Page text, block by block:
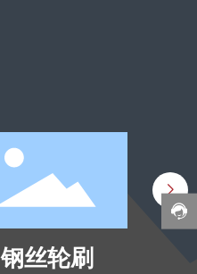
钢丝轮刷